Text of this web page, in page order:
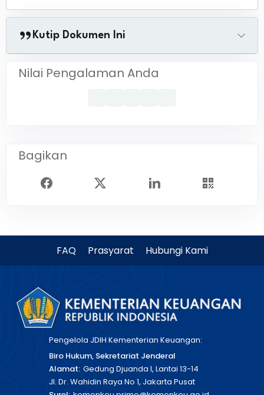
Kutip Dokumen Ini
Nilai Pengalaman Anda
Bagikan
FAQ Prasyarat Hubungi Kami
Pengelola JDIH Kementerian Keuangan:
Biro Hukum, Sekretariat Jenderal
Alamat: Gedung Djuanda I, Lantai 13-14
Jl. Dr. Wahidin Raya No 1, Jakarta Pusat